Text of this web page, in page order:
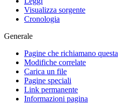
Visualizza sorgente
Cronologia
Generale
Pagine che richiamano questa
Modifiche correlate
Carica un file
Pagine speciali
Link permanente
Informazioni pagina